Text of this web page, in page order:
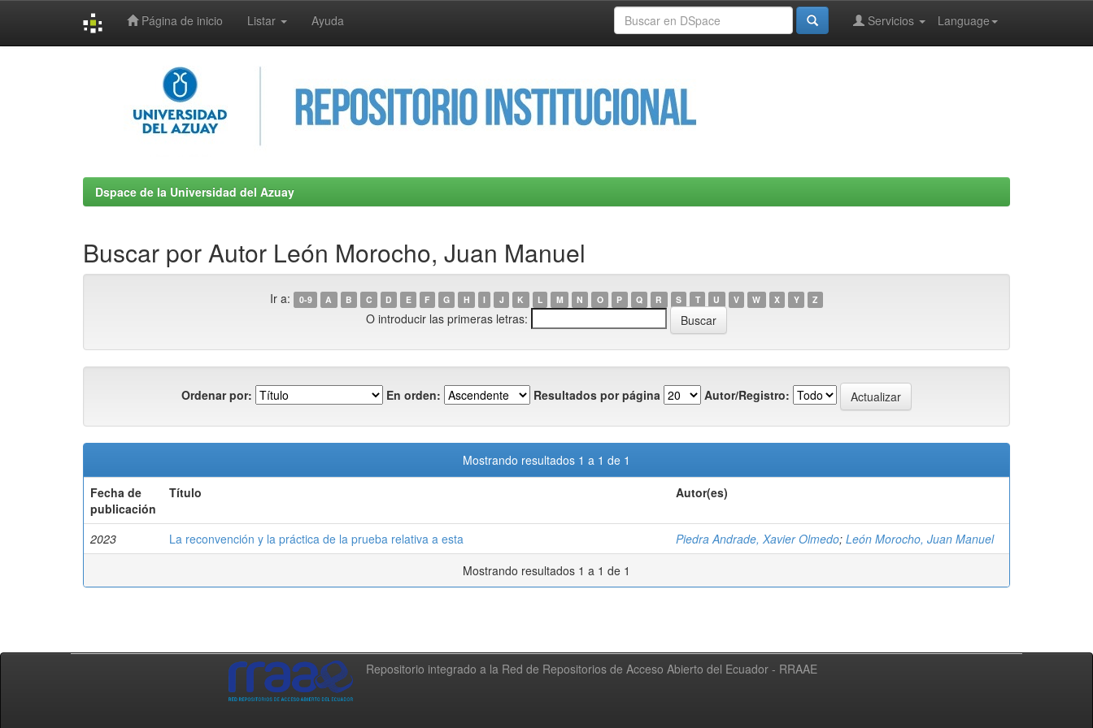
Página de inicio Listar Ayuda Language
Servicios
Dspace de la Universidad del Azuay
Buscar por Autor León Morocho, Juan Manuel
Ir a: 0-9 A B C D E F G H I J K L M N O P Q R S T U V W X Y Z
O introducir las primeras letras:
Ordenar por: En orden: Resultados por página Autor/Registro:
Mostrando resultados 1 a 1 de 1
Fecha de
publicación
Título Autor(es)
2023 La reconvención y la práctica de la prueba relativa a esta Piedra Andrade, Xavier Olmedo; León Morocho, Juan Manuel
Mostrando resultados 1 a 1 de 1
Repositorio integrado a la Red de Repositorios de Acceso Abierto del Ecuador - RRAAE